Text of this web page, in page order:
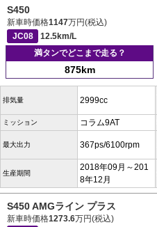
S450
新車時価格1147万円(税込)
JC08
12.5km/L
満タンでどこまで走る？
875km
排気量 2999cc
ミッション コラム9AT
最大出力 367ps/6100rpm
生産期間
2018年09月～201
8年12月
S450 AMGライン プラス
新車時価格1273.6万円(税込)